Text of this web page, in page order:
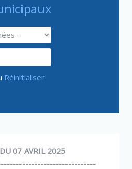
Réinitialiser
07 AVRIL 2025